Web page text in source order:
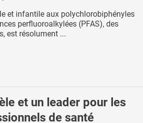
et infantile aux polychlorobiphényles
perfluoroalkylées (PFAS), des
est résolument ...
et un leader pour les
de santé